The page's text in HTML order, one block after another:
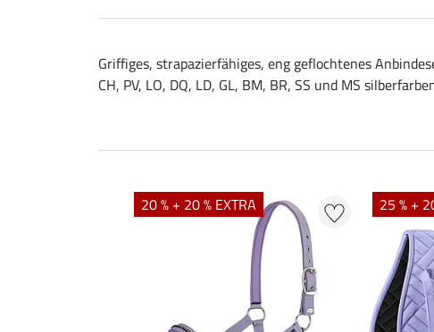
Griffiges, strapazierfähiges, eng geflochtenes
CH, PV, LO, DQ, LD, GL, BM, BR, SS und MS
20 % + 20 % EXTRA 25 % +